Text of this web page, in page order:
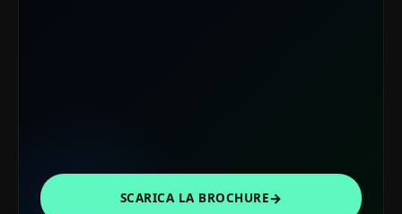
SCARICA LA BROCHURE→